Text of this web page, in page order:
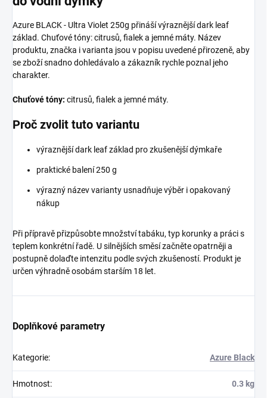
Azure BLACK - Ultra Violet 250g přináší výraznější dark leaf
základ. Chuťové tóny: citrusů, fialek a jemné máty. Název
produktu, značka i varianta jsou v popisu uvedené přirozeně, aby
se zboží snadno dohledávalo a zákazník rychle poznal jeho
charakter.
Chuťové tóny: citrusů, fialek a jemné máty.
Proč zvolit tuto variantu
výraznější dark leaf základ pro zkušenější dýmkaře
praktické balení 250 g
výrazný název varianty usnadňuje výběr i opakovaný
nákup
Při přípravě přizpůsobte množství tabáku, typ korunky a práci s
teplem konkrétní řadě. U silnějších směsí začněte opatrněji a
postupně dolaďte intenzitu podle svých zkušeností. Produkt je
určen výhradně osobám starším 18 let.
Doplňkové parametry
Kategorie: Azure Black
Hmotnost: 0.3 kg